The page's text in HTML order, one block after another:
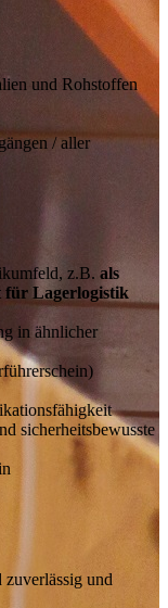
und Rohstoffen
/ aller
z.B. als
für Lagerlogistik
in ähnlicher
sicherheitsbewusste
und